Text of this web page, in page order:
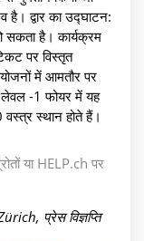
द्वार का उद्घाटन:
सकता है। कार्यक्रम
पर विस्तृत
में आमतौर पर
लेवल -1 फोयर में यह
स्थान होते हैं।
या HELP.ch पर
प्रेस विज्ञप्ति